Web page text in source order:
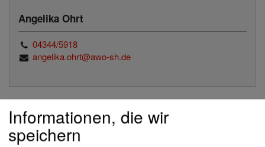
Angelika Ohrt
04344/5918
angelika.ohrt@awo-sh.de
Standorte
Burkamp 8, 24220 Flintbek
Informationen, die wir
speichern